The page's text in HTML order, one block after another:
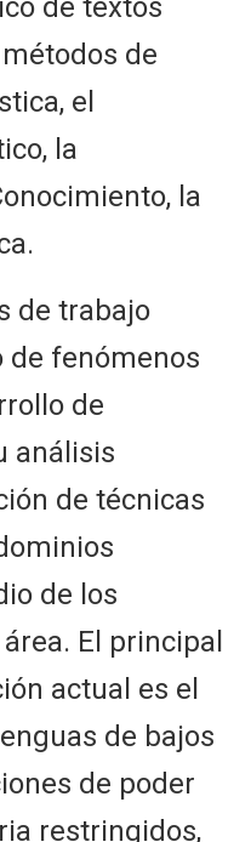
de textos
de
el
la
la
de trabajo
de fenómenos
de
análisis
de técnicas
de los
El principal
actual es el
de bajos
de poder
restringidos,